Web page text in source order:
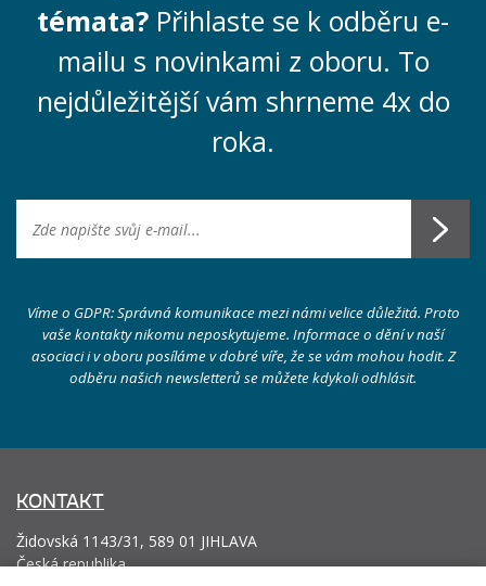
témata? Přihlaste se k odběru e-
mailu s novinkami z oboru. To
nejdůležitější vám shrneme 4x do
roka.
Víme o GDPR: Správná komunikace mezi námi velice důležitá. Proto
vaše kontakty nikomu neposkytujeme. Informace o dění v naší
asociaci i v oboru posíláme v dobré víře, že se vám mohou hodit. Z
odběru našich newsletterů se můžete kdykoli odhlásit.
KONTAKT
Židovská 1143/31, 589 01 JIHLAVA
Česká republika